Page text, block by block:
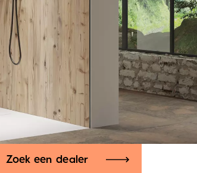
Zoek een dealer